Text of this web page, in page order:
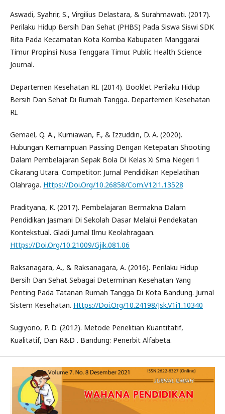
Aswadi, Syahrir, S., Virgilius Delastara, & Surahmawati. (2017).
Perilaku Hidup Bersih Dan Sehat (PHBS) Pada Siswa Siswi SDK
Rita Pada Kecamatan Kota Komba Kabupaten Manggarai
Timur Propinsi Nusa Tenggara Timur. Public Health Science
Journal.
Departemen Kesehatan RI. (2014). Booklet Perilaku Hidup
Bersih Dan Sehat Di Rumah Tangga. Departemen Kesehatan
RI.
Gemael, Q. A., Kurniawan, F., & Izzuddin, D. A. (2020).
Hubungan Kemampuan Passing Dengan Ketepatan Shooting
Dalam Pembelajaran Sepak Bola Di Kelas Xi Sma Negeri 1
Cikarang Utara. Competitor: Jurnal Pendidikan Kepelatihan
Olahraga. Https://Doi.Org/10.26858/Com.V12i1.13528
Pradityana, K. (2017). Pembelajaran Bermakna Dalam
Pendidikan Jasmani Di Sekolah Dasar Melalui Pendekatan
Kontekstual. Gladi Jurnal Ilmu Keolahragaan.
Https://Doi.Org/10.21009/Gjik.081.06
Raksanagara, A., & Raksanagara, A. (2016). Perilaku Hidup
Bersih Dan Sehat Sebagai Determinan Kesehatan Yang
Penting Pada Tatanan Rumah Tangga Di Kota Bandung. Jurnal
Sistem Kesehatan. Https://Doi.Org/10.24198/Jsk.V1i1.10340
Sugiyono, P. D. (2012). Metode Penelitian Kuantitatif,
Kualitatif, Dan R&D . Bandung: Penerbit Alfabeta.